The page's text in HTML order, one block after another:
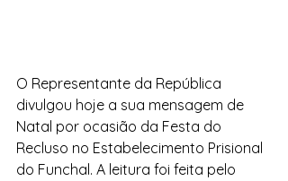
O Representante da República
divulgou hoje a sua mensagem de
Natal por ocasião da Festa do
Recluso no Estabelecimento Prisional
do Funchal. A leitura foi feita pelo